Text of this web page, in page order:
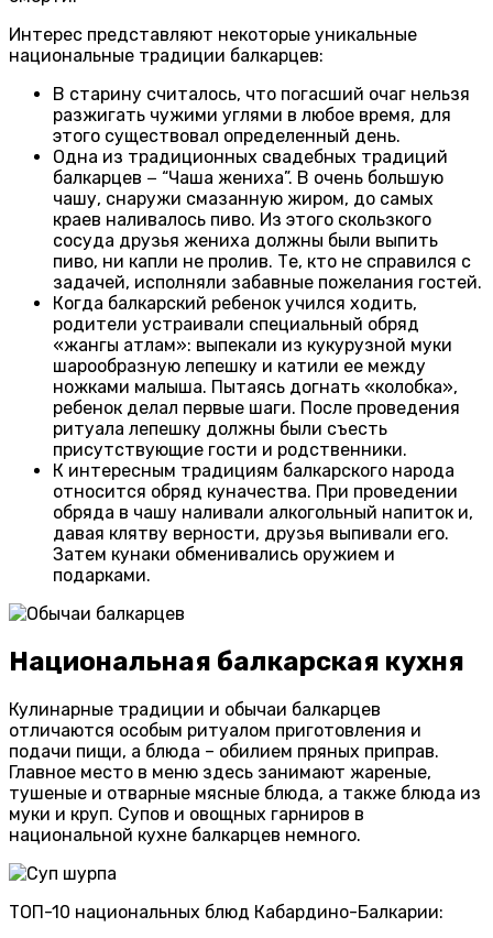
Интерес представляют некоторые уникальные
национальные традиции балкарцев:
В старину считалось, что погасший очаг нельзя
разжигать чужими углями в любое время, для
этого существовал определенный день.
Одна из традиционных свадебных традиций
балкарцев − “Чаша жениха”. В очень большую
чашу, снаружи смазанную жиром, до самых
краев наливалось пиво. Из этого скользкого
сосуда друзья жениха должны были выпить
пиво, ни капли не пролив. Те, кто не справился с
задачей, исполняли забавные пожелания гостей.
Когда балкарский ребенок учился ходить,
родители устраивали специальный обряд
«жангы атлам»: выпекали из кукурузной муки
шарообразную лепешку и катили ее между
ножками малыша. Пытаясь догнать «колобка»,
ребенок делал первые шаги. После проведения
ритуала лепешку должны были съесть
присутствующие гости и родственники.
К интересным традициям балкарского народа
относится обряд куначества. При проведении
обряда в чашу наливали алкогольный напиток и,
давая клятву верности, друзья выпивали его.
Затем кунаки обменивались оружием и
подарками.
Национальная балкарская кухня
Кулинарные традиции и обычаи балкарцев
отличаются особым ритуалом приготовления и
подачи пищи, а блюда – обилием пряных приправ.
Главное место в меню здесь занимают жареные,
тушеные и отварные мясные блюда, а также блюда из
муки и круп. Супов и овощных гарниров в
национальной кухне балкарцев немного.
ТОП-10 национальных блюд Кабардино-Балкарии: